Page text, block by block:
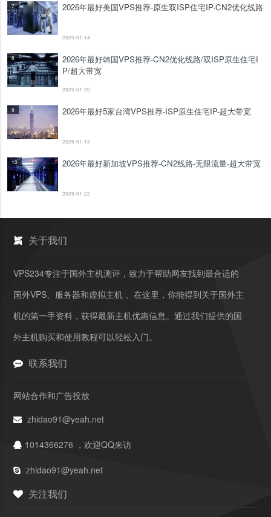
7 2026年最好美国VPS推荐-原生双ISP住宅IP-CN2优化线路
2025-01-14
8
2026年最好韩国VPS推荐-CN2优化线路/双ISP原生住宅I
P/超大带宽
2025-01-20
9 2026年最好5家台湾VPS推荐-ISP原生住宅IP-超大带宽
2025-01-13
10 2026年最好新加坡VPS推荐-CN2线路-无限流量-超大带宽
2025-01-22
关于我们
VPS234专注于国外主机测评，致力于帮助网友找到最合适的
国外VPS、服务器和虚拟主机 。在这里，你能得到关于国外主
机的第一手资料，获得最新主机优惠信息。通过我们提供的国
外主机购买和使用教程可以轻松入门。
联系我们
网站合作和广告投放
zhidao91@yeah.net
1014366276 ，欢迎QQ来访
zhidao91@yeah.net
关注我们